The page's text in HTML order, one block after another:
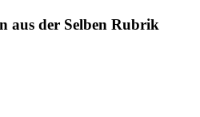
aus der Selben Rubrik